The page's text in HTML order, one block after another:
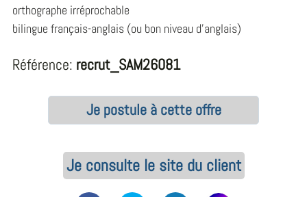
orthographe irréprochable
bilingue français-anglais (ou bon niveau d'anglais)
Référence: recrut_SAM26081
Je postule à cette offre
Je consulte le site du client